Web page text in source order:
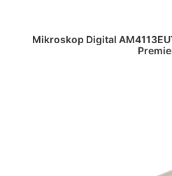
DAPATKAN
Mikroskop Digital